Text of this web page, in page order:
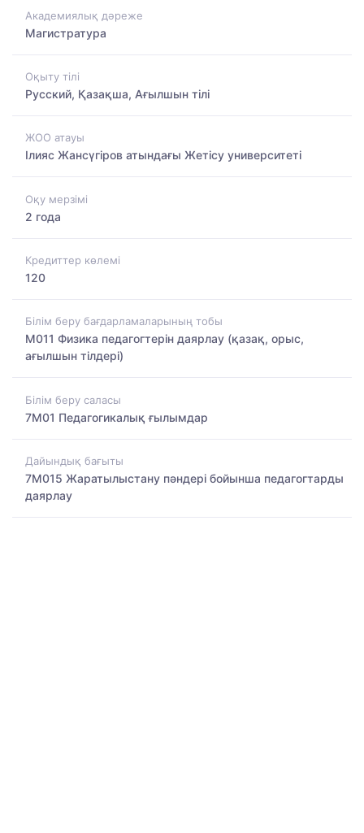
Академиялық дәреже
Магистратура
Оқыту тілі
Русский, Қазақша, Ағылшын тілі
ЖОО атауы
Ілияс Жансүгіров атындағы Жетісу университеті
Оқу мерзімі
2 года
Кредиттер көлемі
120
Білім беру бағдарламаларының тобы
M011 Физика педагогтерін даярлау (қазақ, орыс,
ағылшын тілдері)
Білім беру саласы
7M01 Педагогикалық ғылымдар
Дайындық бағыты
7M015 Жаратылыстану пәндері бойынша педагогтарды
даярлау